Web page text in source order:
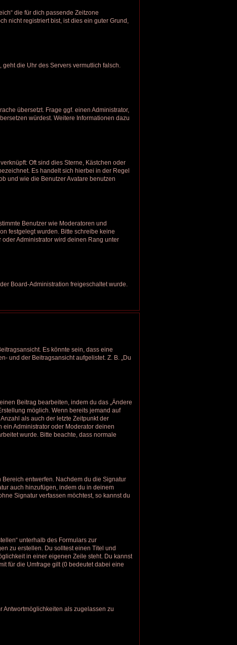
die für dich passende Zeitzone
nicht registriert bist, ist dies ein guter Grund,
die Uhr des Servers vermutlich falsch.
übersetzt. Frage ggf. einen Administrator,
würdest. Weitere Informationen dazu
Oft sind dies Sterne, Kästchen oder
Es handelt sich hierbei in der Regel
und wie die Benutzer Avatare benutzen
Benutzer wie Moderatoren und
festgelegt wurden. Bitte schreibe keine
Administrator wird deinen Rang unter
Board-Administration freigeschaltet wurde.
Es könnte sein, dass eine
und der Beitragsansicht aufgelistet. Z. B. „Du
Beitrag bearbeiten, indem du das „Ändere
möglich. Wenn bereits jemand auf
als auch der letzte Zeitpunkt der
Administrator oder Moderator deinen
wurde. Bitte beachte, dass normale
entwerfen. Nachdem du die Signatur
auch hinzufügen, indem du in deinem
Signatur verfassen möchtest, so kannst du
unterhalb des Formulars zur
zu erstellen. Du solltest einen Titel und
in einer eigenen Zeile steht. Du kannst
für die Umfrage gilt (0 bedeutet dabei eine
Antwortmöglichkeiten als zugelassen zu